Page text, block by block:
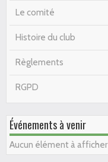
Le comité
Histoire du club
Règlements
RGPD
Événements à venir
Aucun élément à afficher